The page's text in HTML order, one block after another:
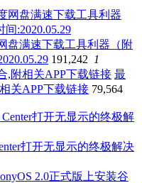
盘满速下载工具利器（附
191,242
1
最
关APP下载链接 79,564
打开无显示的终极解决